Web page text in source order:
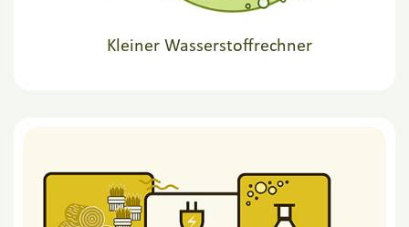
Kleiner Wasserstoffrechner